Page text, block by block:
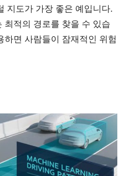
지도가 가장 좋은 예입니다.
최적의 경로를 찾을 수 있습
면 사람들이 잠재적인 위험